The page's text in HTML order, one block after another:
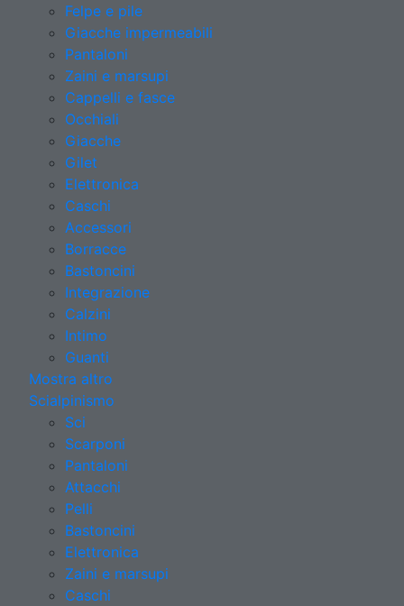
Felpe e pile
Giacche impermeabili
Pantaloni
Zaini e marsupi
Cappelli e fasce
Occhiali
Giacche
Gilet
Elettronica
Caschi
Accessori
Borracce
Bastoncini
Integrazione
Calzini
Intimo
Guanti
Mostra altro
Scialpinismo
Sci
Scarponi
Pantaloni
Attacchi
Pelli
Bastoncini
Elettronica
Zaini e marsupi
Caschi